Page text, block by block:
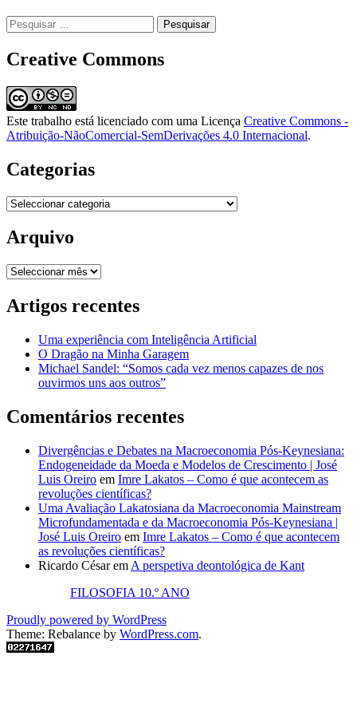
Pesquisar
por:
Creative Commons
Este trabalho está licenciado com uma Licença Creative Commons -
Atribuição-NãoComercial-SemDerivações 4.0 Internacional.
Categorias
Categorias
Arquivo
Arquivo
Artigos recentes
Uma experiência com Inteligência Artificial
O Dragão na Minha Garagem
Michael Sandel: “Somos cada vez menos capazes de nos
ouvirmos uns aos outros”
Comentários recentes
Divergências e Debates na Macroeconomia Pós-Keynesiana:
Endogeneidade da Moeda e Modelos de Crescimento | José
Luis Oreiro em Imre Lakatos – Como é que acontecem as
revoluções científicas?
Uma Avaliação Lakatosiana da Macroeconomia Mainstream
Microfundamentada e da Macroeconomia Pós-Keynesiana |
José Luis Oreiro em Imre Lakatos – Como é que acontecem
as revoluções científicas?
Ricardo Césarem A perspetiva deontológica de Kant
FILOSOFIA 10.º ANO
Proudly powered by WordPress
Theme: Rebalance by WordPress.com.